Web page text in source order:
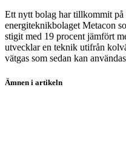
Ett nytt bolag har tillkommit
energiteknikbolaget Metacon
stigit med 19 procent jämfört
utvecklar en teknik utifrån
vätgas som sedan kan
Ämnen i artikeln